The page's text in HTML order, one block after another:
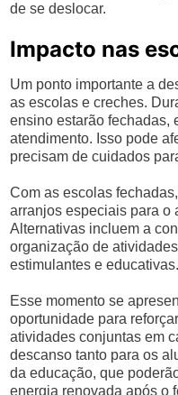
de se deslocar.
Impacto nas
Um ponto importante a
as escolas e creches.
ensino estarão fechadas,
atendimento. Isso pode
precisam de cuidados
Com as escolas
arranjos especiais para o
Alternativas incluem a
organização de
estimulantes e educativas.
Esse momento se
oportunidade para
atividades conjuntas em
descanso tanto para os
da educação, que
energia renovada após o